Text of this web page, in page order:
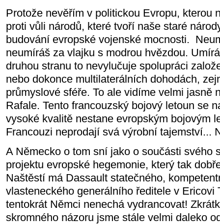
Protože nevěřím v politickou Evropu, kterou
proti vůli národů, které tvoří naše staré
budování evropské vojenské mocnosti.
neumíráš za vlajku s modrou hvězdou.
druhou stranu to nevylučuje spolupráci
nebo dokonce multilaterálních dohodách,
průmyslové sféře. To ale vidíme velmi jasně
Rafale. Tento francouzský bojový letoun se
vysoké kvalitě nestane evropským bojovým
Francouzi neprodají svá výrobní tajemství...
A Německo o tom sní jako o součásti svého
projektu evropské hegemonie, který tak
Naštěstí má Dassault statečného,
vlasteneckého generálního ředitele v Ericovi
tentokrát Němci nenechá vydrancovat!
skromného názoru jsme stále velmi daleko